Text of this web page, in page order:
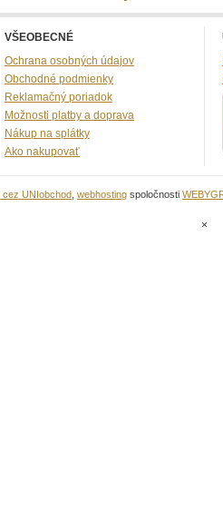
VŠEOBECNÉ
Ochrana osobných údajov
Obchodné podmienky
Reklamačný poriadok
Možnosti platby a doprava
Nákup na splátky
Ako nakupovať
cez UNIobchod webhosting spoločnosti
×